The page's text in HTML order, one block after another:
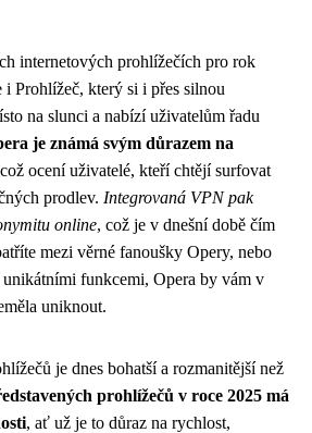
internetových prohlížečích pro rok
i Prohlížeč, který si i přes silnou
na slunci a nabízí uživatelům řadu
je známá svým důrazem na
ocení uživatelé, kteří chtějí surfovat
prodlev. Integrovaná VPN pak
online, což je v dnešní době čím
mezi věrné fanoušky Opery, nebo
unikátními funkcemi, Opera by vám v
uniknout.
je dnes bohatší a rozmanitější než
prohlížečů v roce 2025 má
, ať už je to důraz na rychlost,